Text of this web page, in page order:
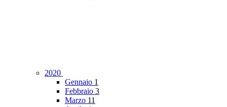
2020
Gennaio 1
Febbraio 3
Marzo 11